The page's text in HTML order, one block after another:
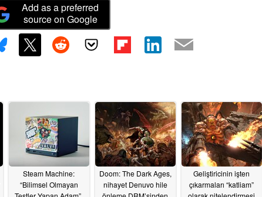
Add as a preferred
source on Google
Steam Machine:
“Bilimsel Olmayan
Doom: The Dark Ages,
nihayet Denuvo hile
Geliştiricinin işten
çıkarmaları “katliam”